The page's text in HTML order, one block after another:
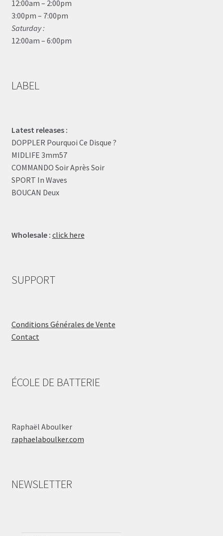
12:00am – 2:00pm
3:00pm – 7:00pm
Saturday :
12:00am – 6:00pm
LABEL
Latest releases :
DOPPLER Pourquoi Ce Disque ?
MIDLIFE 3mm57
COMMANDO Soir Après Soir
SPORT In Waves
BOUCAN Deux
Wholesale : click here
SUPPORT
Conditions Générales de Vente
Contact
ÉCOLE DE BATTERIE
Raphaël Aboulker
raphaelaboulker.com
NEWSLETTER